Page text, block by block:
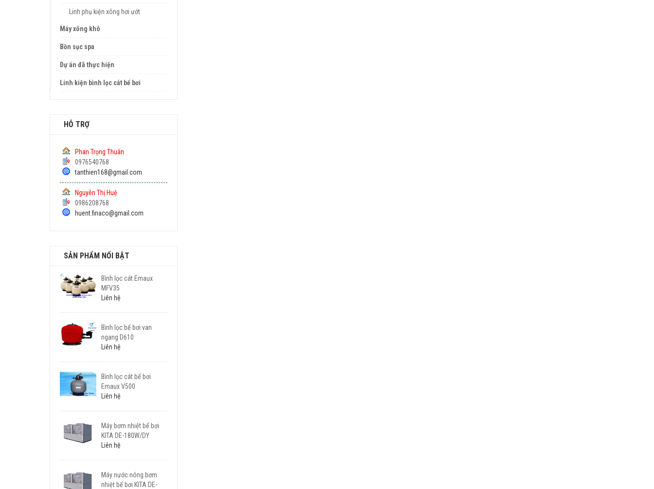
Linh phụ kiện xông hơi ướt
Máy xông khô
Bồn sục spa
Dự án đã thực hiện
Linh kiện bình lọc cát bể bơi
HỖ TRỢ
Phan Trọng Thuân
0976540768
tanthien168@gmail.com
Nguyễn Thị Huệ
0986208768
huent.finaco@gmail.com
SẢN PHẨM NỔI BẬT
Bình lọc cát Emaux
MFV35
Liên hệ
Bình lọc bể bơi van
ngang D610
Liên hệ
Bình lọc cát bể bơi
Emaux V500
Liên hệ
Máy bơm nhiệt bể bơi
KITA DE-180W/DY
Liên hệ
Máy nước nóng bơm
nhiệt bể bơi KITA DE-